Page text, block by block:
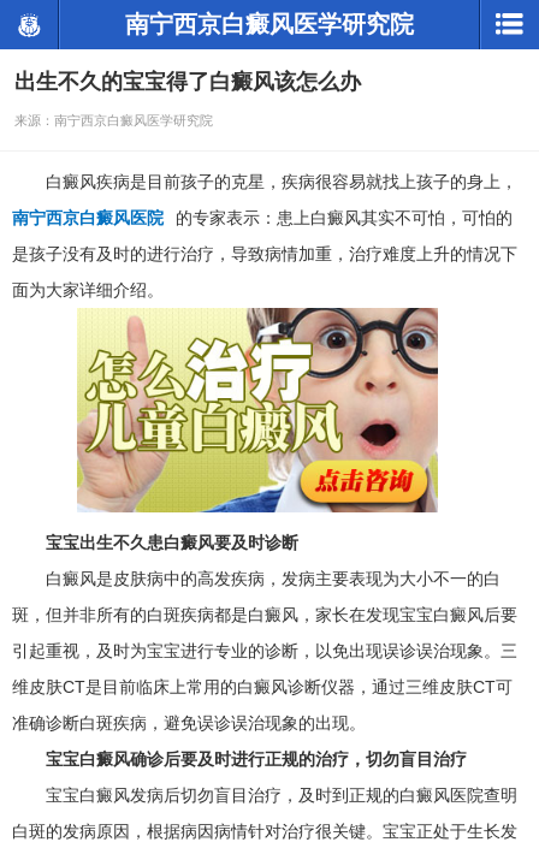
南宁西京白癜风医学研究院
出生不久的宝宝得了白癜风该怎么办
来源：南宁西京白癜风医学研究院
白癜风疾病是目前孩子的克星，疾病很容易就找上孩子的身上，
南宁西京白癜风医院
的专家表示：患上白癜风其实不可怕，可怕的
是孩子没有及时的进行治疗，导致病情加重，治疗难度上升的情况下
面为大家详细介绍。
宝宝出生不久患白癜风要及时诊断
白癜风是皮肤病中的高发疾病，发病主要表现为大小不一的白
斑，但并非所有的白斑疾病都是白癜风，家长在发现宝宝白癜风后要
引起重视，及时为宝宝进行专业的诊断，以免出现误诊误治现象。三
维皮肤CT是目前临床上常用的白癜风诊断仪器，通过三维皮肤CT可
准确诊断白斑疾病，避免误诊误治现象的出现。
宝宝白癜风确诊后要及时进行正规的治疗，切勿盲目治疗
宝宝白癜风发病后切勿盲目治疗，及时到正规的白癜风医院查明
白斑的发病原因，根据病因病情针对治疗很关键。宝宝正处于生长发